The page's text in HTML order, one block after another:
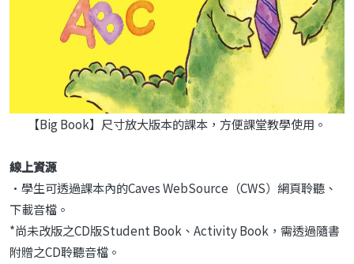
【Big Book】尺寸放大版本的課本，方便課堂教學使用。
線上資源
•學生可透過課本內的Caves WebSource（CWS）網頁聆聽、
下載音檔。
*尚未改版之CD版Student Book、Activity Book，需透過隨書
附贈之CD聆聽音檔。